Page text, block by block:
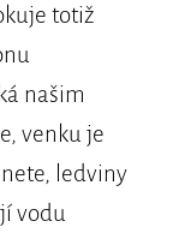
totiž
našim
venku je
ledviny
vodu